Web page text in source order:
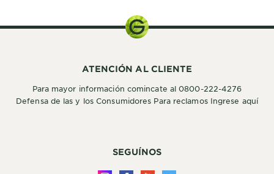
SEGUÍNOS
ATENCIÓN AL CLIENTE
Para mayor información comincate al 0800-222-4276
Defensa de las y los Consumidores Para reclamos Ingrese aquí